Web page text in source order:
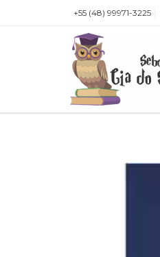
+55 (48) 99971-3225